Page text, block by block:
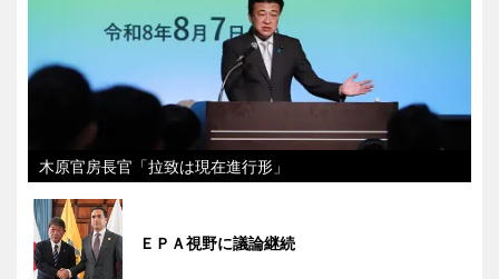
木原官房長官「拉致は現在進行形」
ＥＰＡ視野に議論継続